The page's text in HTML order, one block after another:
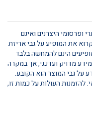
ופרסומי היצרנים ואינם
את המופיע על גבי אריזת
הינם להמחשה בלבד
מדויק ועדכני, אך במקרה
על גבי המוצר הוא הקובע.
במלאי. להזמנות העולות על כמות זו,